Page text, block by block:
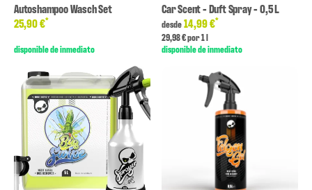
Autoshampoo Wasch Set
25,90 €*
disponible de inmediato
Car Scent - Duft Spray - 0,5 L
desde14,99 €*
29,98 € por 1 l
disponible de inmediato